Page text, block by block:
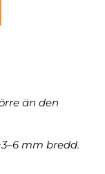
än den
mm bredd.